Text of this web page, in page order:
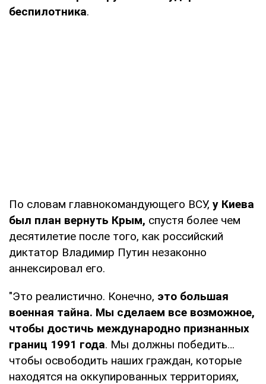
беспилотника.
По словам главнокомандующего ВСУ, у Киева
был план вернуть Крым, спустя более чем
десятилетие после того, как российский
диктатор Владимир Путин незаконно
аннексировал его.
"Это реалистично. Конечно, это большая
военная тайна. Мы сделаем все возможное,
чтобы достичь международно признанных
границ 1991 года. Мы должны победить…
чтобы освободить наших граждан, которые
находятся на оккупированных территориях,